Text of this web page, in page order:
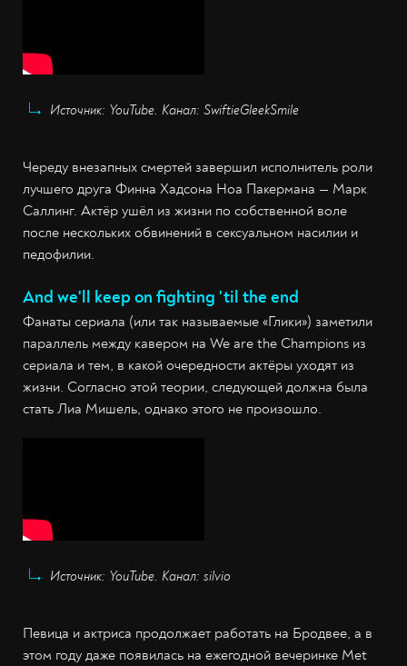
Источник: YouTube. Канал: SwiftieGleekSmile
Череду внезапных смертей завершил исполнитель роли
лучшего друга Финна Хадсона Ноа Пакермана — Марк
Саллинг. Актёр ушёл из жизни по собственной воле
после нескольких обвинений в сексуальном насилии и
педофилии.
And we'll keep on fighting 'til the end
Фанаты сериала (или так называемые «Глики») заметили
параллель между кавером на We are the Champions из
сериала и тем, в какой очередности актёры уходят из
жизни. Согласно этой теории, следующей должна была
стать Лиа Мишель, однако этого не произошло.
Источник: YouTube. Канал: silvio
Певица и актриса продолжает работать на Бродвее, а в
этом году даже появилась на ежегодной вечеринке Met